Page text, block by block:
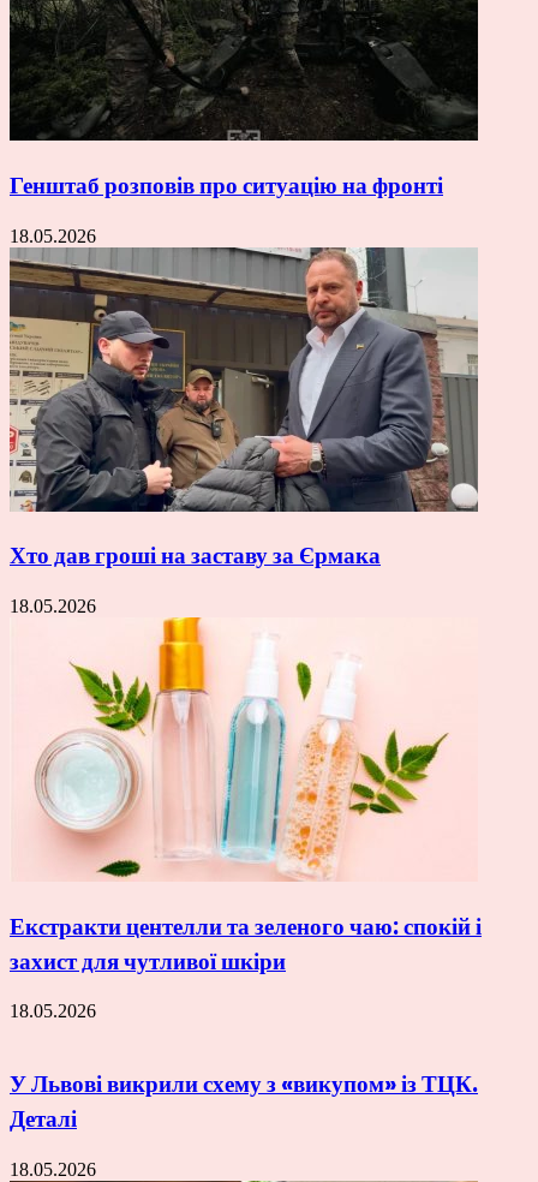
Генштаб розповів про ситуацію на фронті
18.05.2026
Хто дав гроші на заставу за Єрмака
18.05.2026
Екстракти центелли та зеленого чаю: спокій і
захист для чутливої шкіри
18.05.2026
У Львові викрили схему з «викупом» із ТЦК.
Деталі
18.05.2026